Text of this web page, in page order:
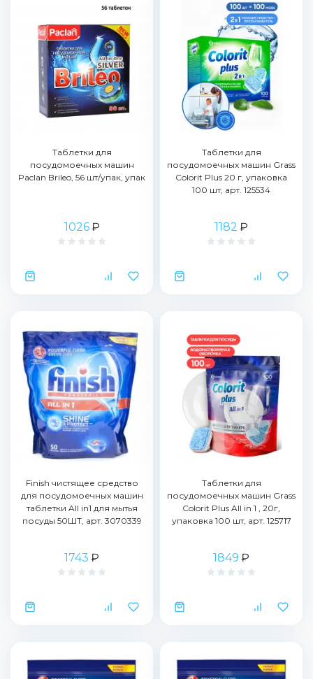
Таблетки для
посудомоечных машин
Paclan Brileo, 56 шт/упак, упак
1026₽
Таблетки для
посудомоечных машин Grass
Colorit Plus 20 г, упаковка
100 шт, арт. 125534
1182 ₽
Finish чистящее средство
для посудомоечных машин
таблетки All in1 для мытья
посуды 50ШТ, арт. 3070339
1743 ₽
Таблетки для
посудомоечных машин Grass
Colorit Plus All in 1 , 20г,
упаковка 100 шт, арт. 125717
1849 ₽